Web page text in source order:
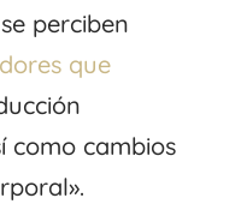
perciben
que
como cambios